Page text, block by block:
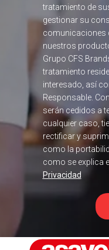
tratamiento de
gestionar su
comunicaciones
nuestros
Grupo CFS
tratamiento
interesado, así
Responsable.
serán cedidos a
cualquier caso,
rectificar y
como la
como se explica
Privacidad